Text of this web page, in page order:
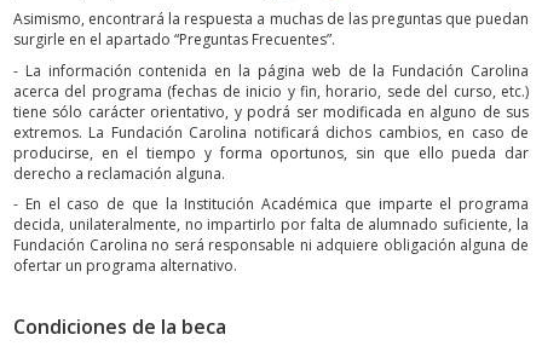
Asimismo, encontrará la respuesta a muchas de las preguntas que puedan
surgirle en el apartado “Preguntas Frecuentes”.
- La información contenida en la página web de la Fundación Carolina
acerca del programa (fechas de inicio y fin, horario, sede del curso, etc.)
tiene sólo carácter orientativo, y podrá ser modificada en alguno de sus
extremos. La Fundación Carolina notificará dichos cambios, en caso de
producirse, en el tiempo y forma oportunos, sin que ello pueda dar
derecho a reclamación alguna.
- En el caso de que la Institución Académica que imparte el programa
decida, unilateralmente, no impartirlo por falta de alumnado suficiente, la
Fundación Carolina no será responsable ni adquiere obligación alguna de
ofertar un programa alternativo.
Condiciones de la beca